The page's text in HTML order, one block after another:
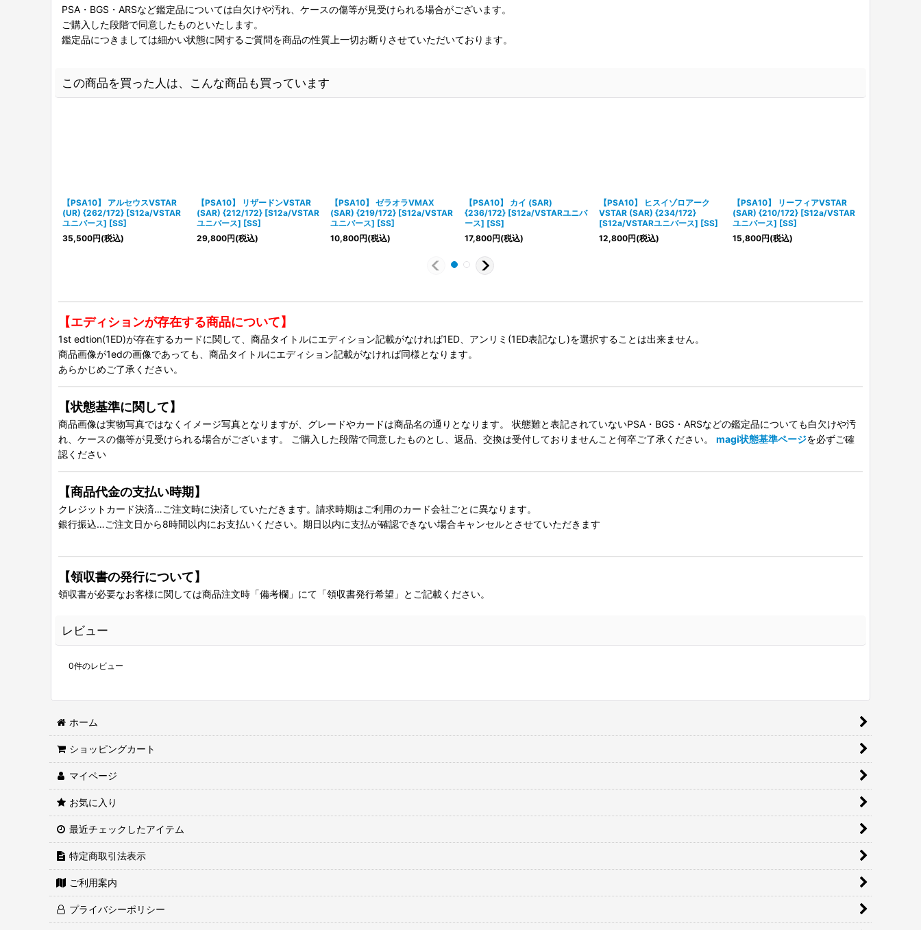
PSA・BGS・ARSなど鑑定品については白欠けや汚れ、ケースの傷等が見受けられる場合がございます。
ご購入した段階で同意したものといたします。
鑑定品につきましては細かい状態に関するご質問を商品の性質上一切お断りさせていただいております。
この商品を買った人は、こんな商品も買っています
【PSA10】 アルセウスVSTAR
(UR) {262/172} [S12a/VSTAR
ユニバース] [SS]
35,500円(税込)
【PSA10】 リザードンVSTAR
(SAR) {212/172} [S12a/VSTAR
ユニバース] [SS]
29,800円(税込)
【PSA10】 ゼラオラVMAX
(SAR) {219/172} [S12a/VSTAR
ユニバース] [SS]
10,800円(税込)
【PSA10】 カイ (SAR)
{236/172} [S12a/VSTARユニバ
ース] [SS]
17,800円(税込)
【PSA10】 ヒスイゾロアーク
VSTAR (SAR) {234/172}
[S12a/VSTARユニバース] [SS]
12,800円(税込)
【PSA10】 リーフィアVSTAR
(SAR) {210/172} [S12a/VSTAR
ユニバース] [SS]
15,800円(税込)
【エディションが存在する商品について】
1st edtion(1ED)が存在するカードに関して、商品タイトルにエディション記載がなければ1ED、アンリミ(1ED表記なし)を選択することは出来ません。
商品画像が1edの画像であっても、商品タイトルにエディション記載がなければ同様となります。
あらかじめご了承ください。
【状態基準に関して】
商品画像は実物写真ではなくイメージ写真となりますが、グレードやカードは商品名の通りとなります。 状態難と表記されていないPSA・BGS・ARSなどの鑑定品についても白欠けや汚
れ、ケースの傷等が見受けられる場合がございます。 ご購入した段階で同意したものとし、返品、交換は受付しておりませんこと何卒ご了承ください。 magi状態基準ページを必ずご確
認ください
【商品代金の支払い時期】
クレジットカード決済…ご注文時に決済していただきます。請求時期はご利用のカード会社ごとに異なります。
銀行振込…ご注文日から8時間以内にお支払いください。期日以内に支払が確認できない場合キャンセルとさせていただきます
【領収書の発行について】
領収書が必要なお客様に関しては商品注文時「備考欄」にて「領収書発行希望」とご記載ください。
レビュー
0件のレビュー
ホーム
ショッピングカート
マイページ
お気に入り
最近チェックしたアイテム
特定商取引法表示
ご利用案内
プライバシーポリシー